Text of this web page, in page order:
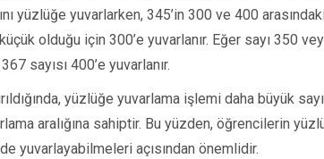
yüzlüğe yuvarlarken, 345’in 300 ve 400
olduğu için 300’e yuvarlanır. Eğer sayı 350
sayısı 400’e yuvarlanır.
yüzlüğe yuvarlama işlemi daha büyük
aralığına sahiptir. Bu yüzden, öğrencilerin
yuvarlayabilmeleri açısından önemlidir.